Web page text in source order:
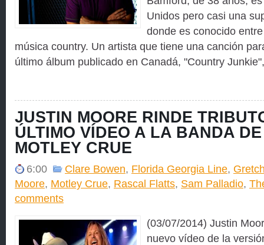
Unidos pero casi una
donde es conocido
música country. Un artista que tiene una canción
último álbum publicado en Canadá, "Country
JUSTIN MOORE RINDE
ÚLTIMO VÍDEO A LA BANDA
MOTLEY CRUE
6:00 Clare Bowen, Florida Georgia Line,
Moore, Motley Crue, Rascal Flatts, Sam Palladio,
comments
(03/07/2014) Justin
nuevo vídeo de la